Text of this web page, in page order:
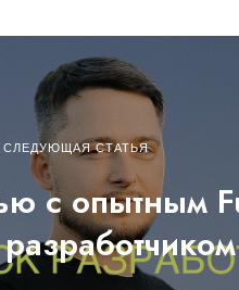
СЛЕДУЮЩАЯ СТАТЬЯ
с опытным